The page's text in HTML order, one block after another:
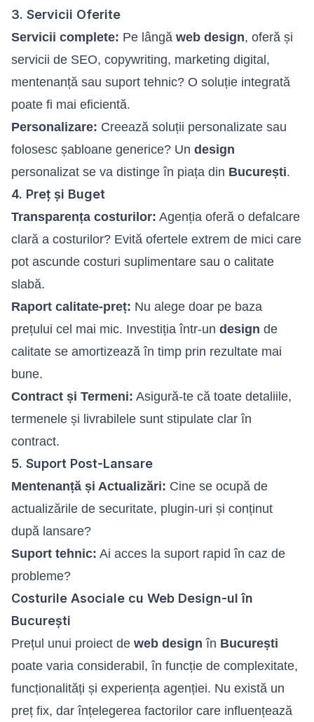
3. Servicii Oferite
Servicii complete: Pe lângă web design, oferă și
servicii de SEO, copywriting, marketing digital,
mentenanță sau suport tehnic? O soluție integrată
poate fi mai eficientă.
Personalizare: Creează soluții personalizate sau
folosesc șabloane generice? Un design
personalizat se va distinge în piața din București.
4. Preț și Buget
Transparența costurilor: Agenția oferă o defalcare
clară a costurilor? Evită ofertele extrem de mici care
pot ascunde costuri suplimentare sau o calitate
slabă.
Raport calitate-preț: Nu alege doar pe baza
prețului cel mai mic. Investiția într-un design de
calitate se amortizează în timp prin rezultate mai
bune.
Contract și Termeni: Asigură-te că toate detaliile,
termenele și livrabilele sunt stipulate clar în
contract.
5. Suport Post-Lansare
Mentenanță și Actualizări: Cine se ocupă de
actualizările de securitate, plugin-uri și conținut
după lansare?
Suport tehnic: Ai acces la suport rapid în caz de
probleme?
Costurile Asociale cu Web Design-ul în
București
Prețul unui proiect de web design în București
poate varia considerabil, în funcție de complexitate,
funcționalități și experiența agenției. Nu există un
preț fix, dar înțelegerea factorilor care influențează